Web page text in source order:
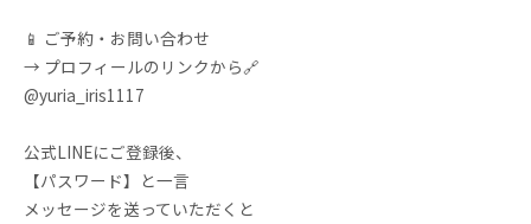
📱 ご予約・お問い合わせ
→ プロフィールのリンクから🔗
@yuria_iris1117
公式LINEにご登録後、
【パスワード】と一言
メッセージを送っていただくと